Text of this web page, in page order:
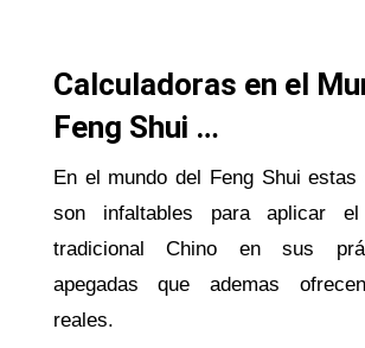
Calculadoras en el
Feng Shui …
En el mundo del Feng Shui estas
son infaltables para aplicar
tradicional Chino en sus
apegadas que ademas
reales.